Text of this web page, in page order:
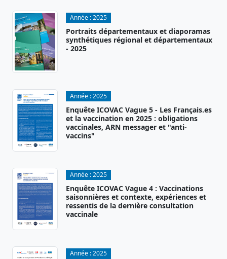
Année :2025
Portraits départementaux et diaporamas
synthétiques régional et départementaux
- 2025
Année :2025
Enquête ICOVAC Vague 5 - Les Français.es
et la vaccination en 2025 : obligations
vaccinales, ARN messager et "anti-
vaccins"
Année :2025
Enquête ICOVAC Vague 4 : Vaccinations
saisonnières et contexte, expériences et
ressentis de la dernière consultation
vaccinale
Année :2025